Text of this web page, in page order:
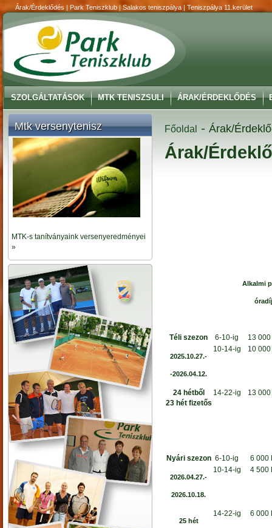
Árak/Érdeklődés | Park Teniszklub | Salakos teniszpálya | Teniszpálya 11.kerület
SZOLGÁLTATÁSOK MTK TENISZSULI ÁRAK/ÉRDEKLŐDÉS
Mtk versenytenisz
MTK-s tanítványaink versenyeredményei
»
Főoldal - Árak/
Árak/
Alkalmi
óradíj
Téli szezon 6-10-ig 13 000
2025.10.27.-
-2026.04.12.
10-14-ig 10 000
24 hétből
23 hét fizetős
14-22-ig 13 000
Nyári szezon 6-10-ig 6 000
2026.04.27.-
2026.10.18.
10-14-ig 4 500
25 hét
14-22-ig 6 000